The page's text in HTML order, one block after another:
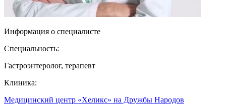
Информация о специалисте
Специальность:
Гастроэнтеролог, терапевт
Клиника:
Медицинский центр «Хеликс» на Дружбы Народов